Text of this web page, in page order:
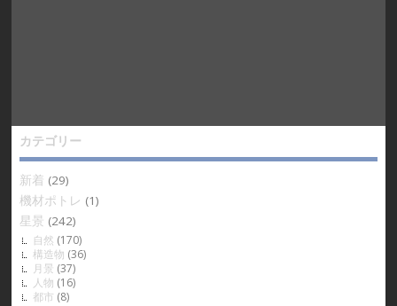
カテゴリー
新着 (29)
機材ポトレ (1)
星景 (242)
自然 (170)
構造物 (36)
月景 (37)
人物 (16)
都市 (8)